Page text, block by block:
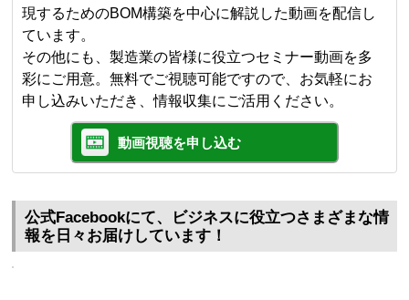
現するためのBOM構築を中心に解説した動画を配信し
ています。
その他にも、製造業の皆様に役立つセミナー動画を多
彩にご用意。無料でご視聴可能ですので、お気軽にお
申し込みいただき、情報収集にご活用ください。
動画視聴を申し込む
公式Facebookにて、ビジネスに役立つさまざまな情
報を日々お届けしています！